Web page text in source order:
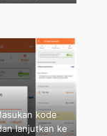
proses
kode
lanjutkan ke